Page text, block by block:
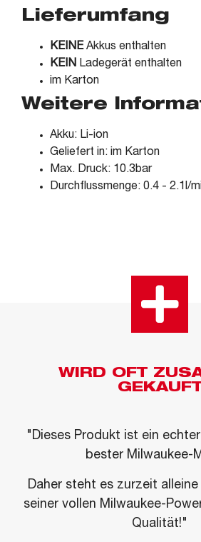
Lieferumfang
KEINEAkkus enthalten
KEIN Ladegerät enthalten
im Karton
Weitere
Akku: Li-ion
Geliefert in: im Karton
Max. Druck: 10.3bar
Durchflussmenge: 0.4 - 2.1l/
WIRD OFT
"Dieses Produkt ist ein
bester Milwaukee-
Daher steht es zurzeit
seiner vollen Milwaukee-
Qualität!"